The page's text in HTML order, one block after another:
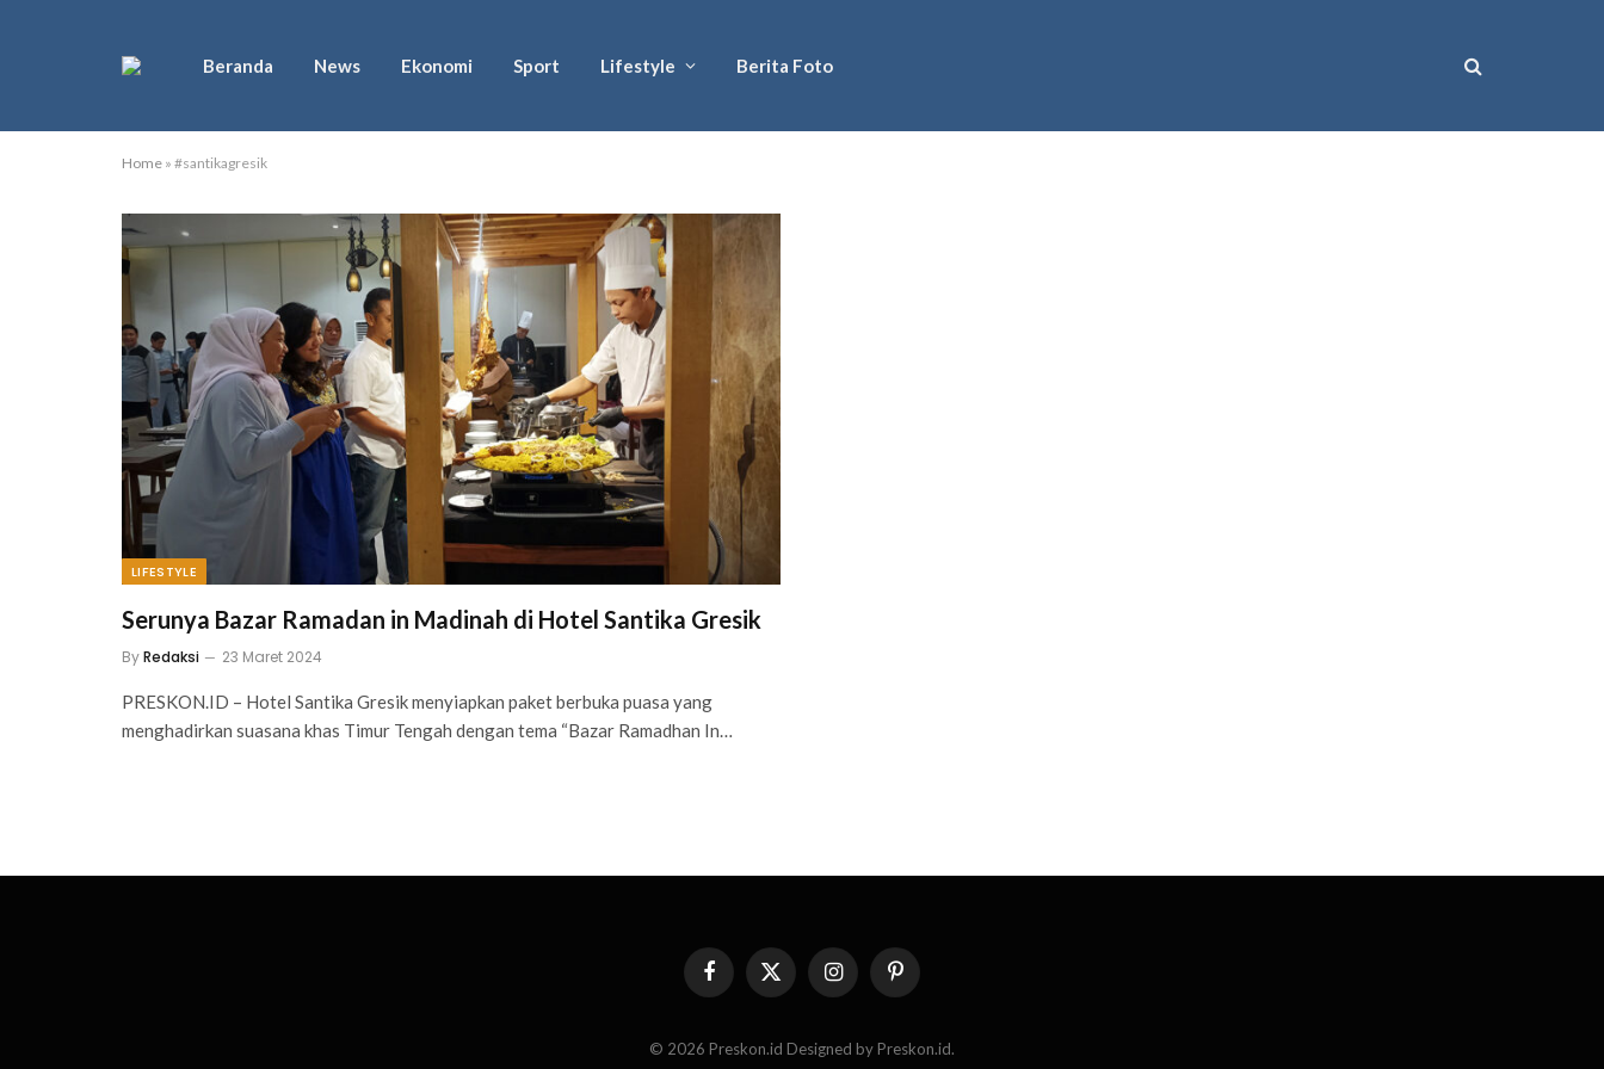
Beranda News Ekonomi Sport Lifestyle Berita Foto
Home » #santikagresik
LIFESTYLE
Serunya Bazar Ramadan in Madinah di Hotel Santika Gresik
ByRedaksi 23 Maret 2024
PRESKON.ID – Hotel Santika Gresik menyiapkan paket berbuka puasa yang
menghadirkan suasana khas Timur Tengah dengan tema “Bazar Ramadhan In…
FacebookX
(Twitter)
InstagramPinterest
© 2026 Preskon.id Designed by Preskon.id.